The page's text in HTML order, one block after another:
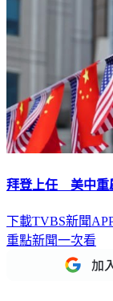
拜登上任 美中重
下載TVBS新聞
重點新聞一次看